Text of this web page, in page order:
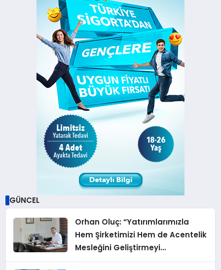
GÜNCEL
Orhan Oluç: “Yatırımlarımızla
Hem Şirketimizi Hem de Acentelik
Mesleğini Geliştirmeyi
Hedefliyoruz”